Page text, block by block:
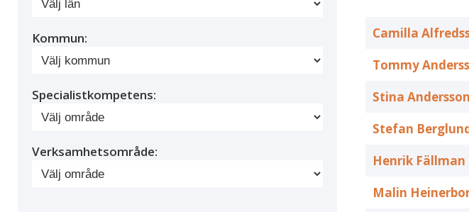
Camilla
Tommy
Stina Andersson
Stefan
Henrik Fällman
Malin
Kommun:
Specialistkompetens:
Verksamhetsområde: